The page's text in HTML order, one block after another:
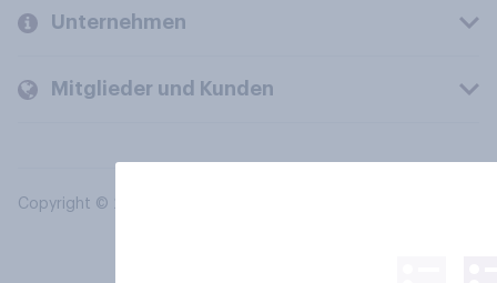
Unternehmen
Mitglieder und Kunden
Copyright © 2026 YouGov PLC. Alle Rechte vorbehalten.